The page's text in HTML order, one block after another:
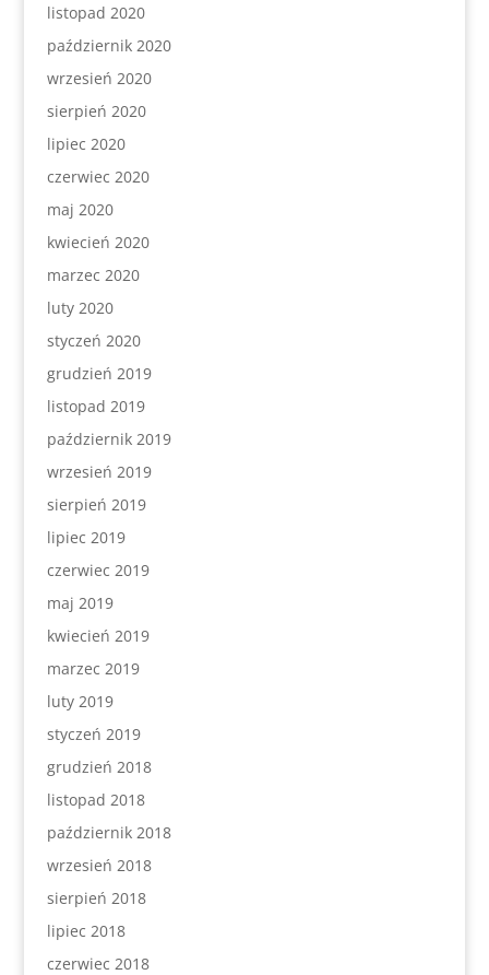
listopad 2020
październik 2020
wrzesień 2020
sierpień 2020
lipiec 2020
czerwiec 2020
maj 2020
kwiecień 2020
marzec 2020
luty 2020
styczeń 2020
grudzień 2019
listopad 2019
październik 2019
wrzesień 2019
sierpień 2019
lipiec 2019
czerwiec 2019
maj 2019
kwiecień 2019
marzec 2019
luty 2019
styczeń 2019
grudzień 2018
listopad 2018
październik 2018
wrzesień 2018
sierpień 2018
lipiec 2018
czerwiec 2018